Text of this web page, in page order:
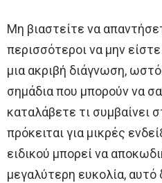
Μη βιαστείτε να
περισσότεροι να μην είστε
μια ακριβή διάγνωση,
σημάδια που μπορούν να
καταλάβετε τι συμβαίνει
πρόκειται για μικρές
ειδικού μπορεί να
μεγαλύτερη ευκολία, αυτό